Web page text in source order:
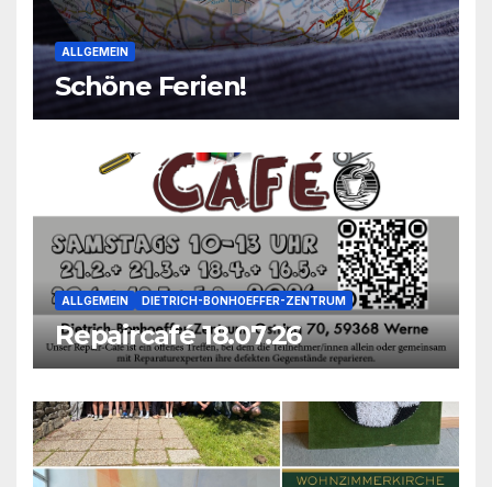
ALLGEMEIN
Schöne Ferien!
ALLGEMEIN DIETRICH-BONHOEFFER-ZENTRUM
Repaircafé 18.07.26